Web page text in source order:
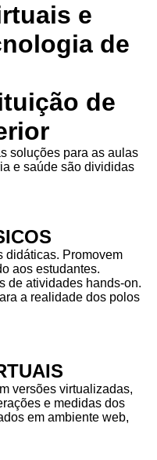
e
de
de
soluções para as aulas
e saúde são divididas
didáticas. Promovem
aos estudantes.
de atividades hands-on.
a realidade dos polos
versões virtualizadas,
e medidas dos
em ambiente web,